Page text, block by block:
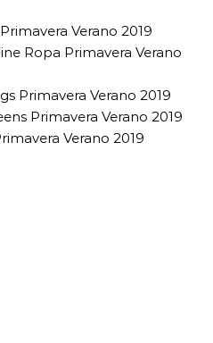
Verano 2019
Ropa Primavera Verano
Primavera Verano 2019
Primavera Verano 2019
Verano 2019